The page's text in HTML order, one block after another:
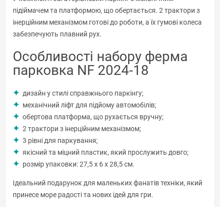
підіймачем та платформою, що обертається. 2 трактори з
інерційним механізмом готові до роботи, а їх гумові колеса
забезпечують плавний рух.
Особливості набору ферма
парковка NF 2024-18
дизайн у стилі справжнього паркінгу;
механічний ліфт для підйому автомобілів;
обертова платформа, що рухається вручну;
2 трактори з інерційним механізмом;
3 рівні для паркування;
якісний та міцний пластик, який прослужить довго;
розмір упаковки: 27,5 x 6 x 28,5 см.
Ідеальний подарунок для маленьких фанатів техніки, який
принесе море радості та нових ідей для гри.